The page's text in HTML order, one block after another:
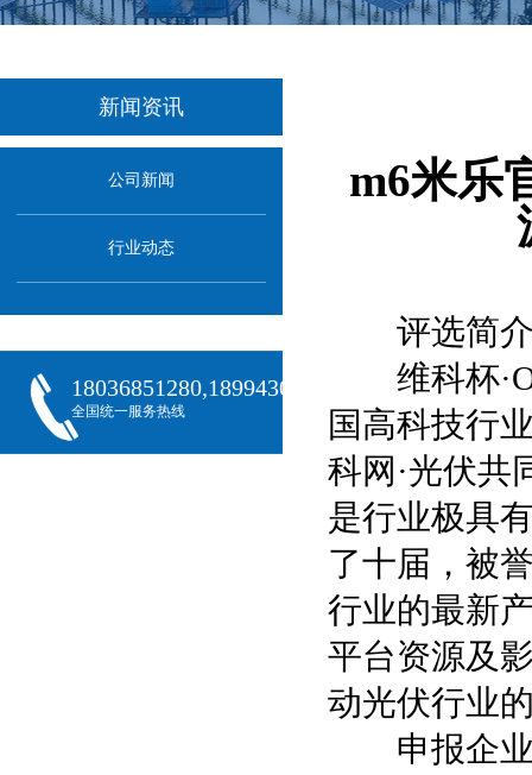
新闻资讯
公司新闻
行业动态
18036851280,18994301288,18068407382
全国统一服务热线
m6米乐
评选简
维科杯
国高科技行
科网·光伏共
是行业极具
了十届，被
行业的最新
平台资源及
动光伏行业
申报企